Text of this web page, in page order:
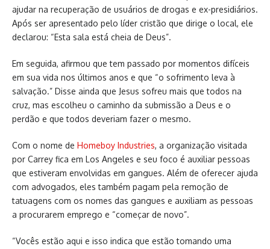
ajudar na recuperação de usuários de drogas e ex-presidiários.
Após ser apresentado pelo líder cristão que dirige o local, ele
declarou: “Esta sala está cheia de Deus”.
Em seguida, afirmou que tem passado por momentos difíceis
em sua vida nos últimos anos e que “o sofrimento leva à
salvação.” Disse ainda que Jesus sofreu mais que todos na
cruz, mas escolheu o caminho da submissão a Deus e o
perdão e que todos deveriam fazer o mesmo.
Com o nome de Homeboy Industries, a organização visitada
por Carrey fica em Los Angeles e seu foco é auxiliar pessoas
que estiveram envolvidas em gangues. Além de oferecer ajuda
com advogados, eles também pagam pela remoção de
tatuagens com os nomes das gangues e auxiliam as pessoas
a procurarem emprego e “começar de novo”.
“Vocês estão aqui e isso indica que estão tomando uma